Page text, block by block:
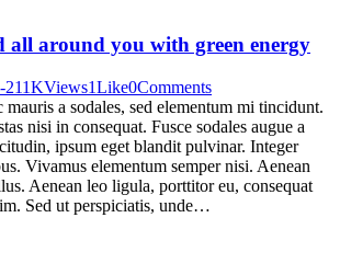
all around you with green energy
1KViews1Like0Comments
a sodales, sed elementum mi tincidunt.
nisi in consequat. Fusce sodales augue a
ipsum eget blandit pulvinar. Integer
Vivamus elementum semper nisi. Aenean
Aenean leo ligula, porttitor eu, consequat
Sed ut perspiciatis, unde…